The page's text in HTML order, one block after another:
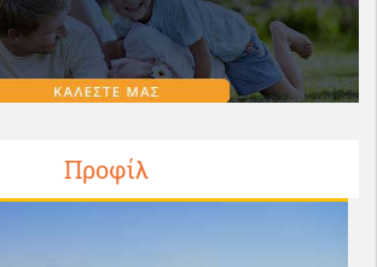
Προφίλ